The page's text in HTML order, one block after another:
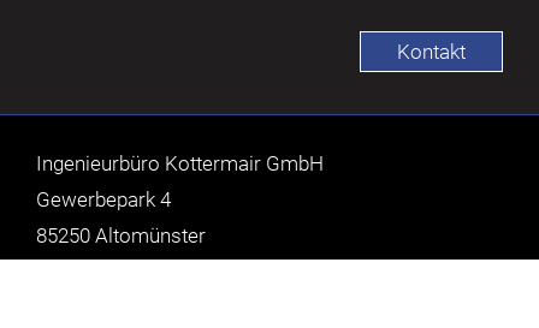
Kontakt
Ingenieurbüro Kottermair GmbH
Gewerbepark 4
85250 Altomünster